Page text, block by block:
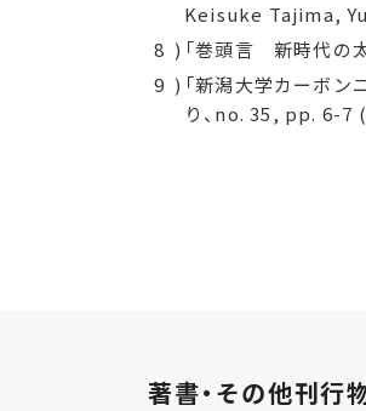
Keisuke Tajima,
「巻頭言 新時代の
「新潟大学カーボン
り、no. 35, pp. 6-7
著書・その他刊行